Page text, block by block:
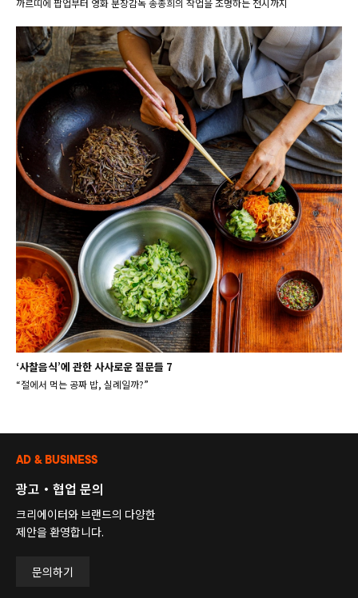
까르띠에 팝업부터 영화 분장감독 송종희의 작업을 조명하는 전시까지
‘사찰음식’에 관한 사사로운 질문들 7
“절에서 먹는 공짜 밥, 실례일까?”
AD & BUSINESS
광고・협업 문의
크리에이터와 브랜드의 다양한
제안을 환영합니다.
문의하기